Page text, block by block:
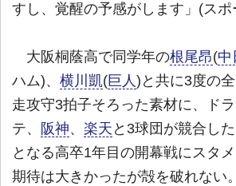
すし、覚醒の予感がします」(スポ
大阪桐蔭高で同学年の根尾昂(中
ハム)、 横川凱(巨人)と共に3度の
走攻守3拍子そろった素材に、ド
テ、
阪神、 楽天 と3球団が競合し
となる高卒1年目の開幕戦にスタメ
期待は大きかったが殻を破れない